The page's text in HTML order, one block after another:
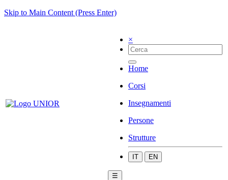
Skip to Main Content (Press Enter)
×
Home
Corsi
Insegnamenti
Persone
Strutture
IT EN
☰